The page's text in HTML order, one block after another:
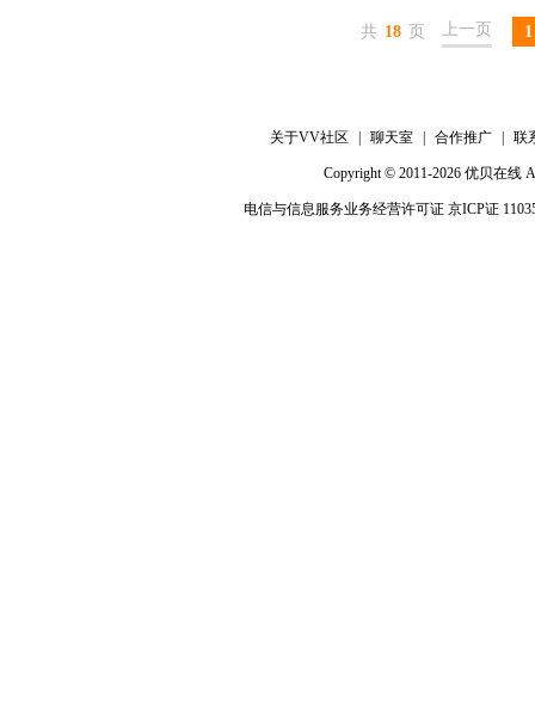
共 18 页 上一页 1
关于VV社区 聊天室 合作推广 联
Copyright © 2011-2026 优贝在线
电信与信息服务业务经营许可证 京ICP证